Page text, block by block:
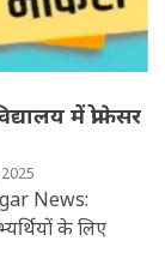
में प्रोफेसर
News:
के लिए